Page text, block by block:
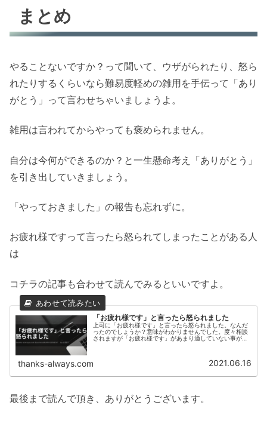
まとめ
やることないですか？って聞いて、ウザがられたり、怒ら
れたりするくらいなら難易度軽めの雑用を手伝って「あり
がとう」って言わせちゃいましょうよ。
雑用は言われてからやっても褒められません。
自分は今何ができるのか？と一生懸命考え「ありがとう」
を引き出していきましょう。
「やっておきました」の報告も忘れずに。
お疲れ様ですって言ったら怒られてしまったことがある人
は
コチラの記事も合わせて読んでみるといいですよ。
「お疲れ様です」と言ったら怒られました
上司に「お疲れ様です」と言ったら怒られました。なんだ
ったのでしょうか？意味がわかりませんでした。度々相談
されますが「お疲れ様です」があまり適していない事があ
thanks-always.com 2021.06.16
最後まで読んで頂き、ありがとうございます。